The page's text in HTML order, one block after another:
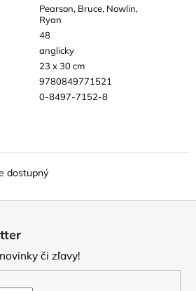
Pearson, Bruce, Nowlin,
Ryan
48
anglicky
23 x 30 cm
9780849771521
0-8497-7152-8
dostupný
či zľavy!